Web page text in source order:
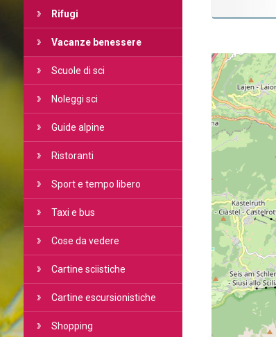
Rifugi
Vacanze benessere
Scuole di sci
Noleggi sci
Guide alpine
Ristoranti
Sport e tempo libero
Taxi e bus
Cose da vedere
Cartine sciistiche
Cartine escursionistiche
Shopping